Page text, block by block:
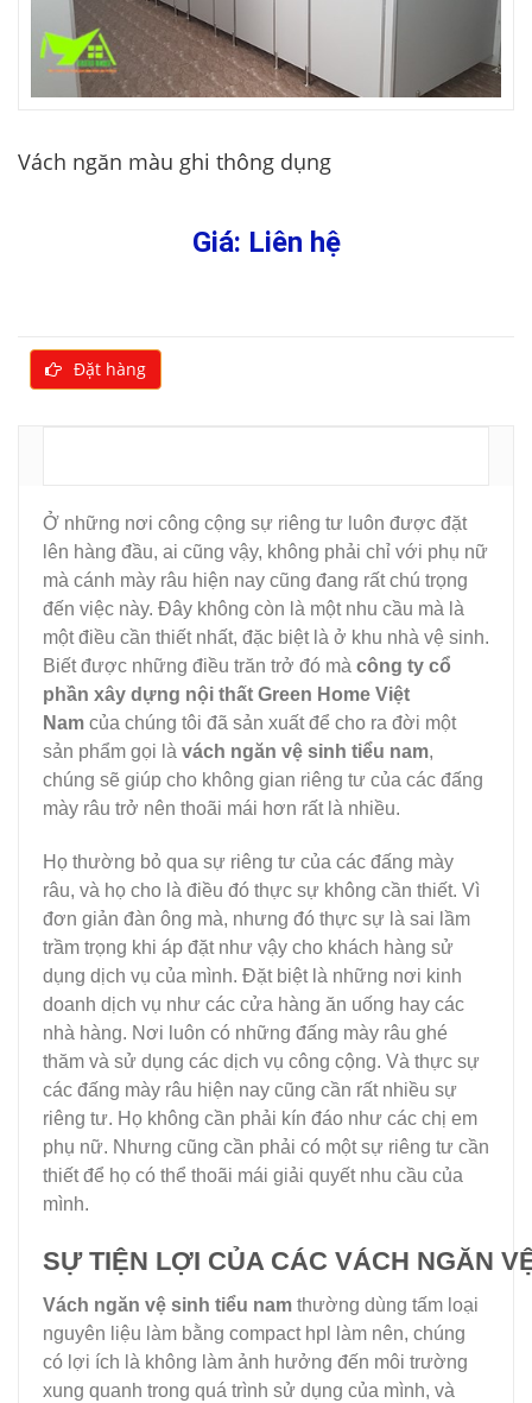
Vách ngăn màu ghi thông dụng
Giá: Liên hệ
Đặt hàng
Ở những nơi công cộng sự riêng tư luôn được đặt
lên hàng đầu, ai cũng vậy, không phải chỉ với phụ nữ
mà cánh mày râu hiện nay cũng đang rất chú trọng
đến việc này. Đây không còn là một nhu cầu mà là
một điều cần thiết nhất, đặc biệt là ở khu nhà vệ sinh.
Biết được những điều trăn trở đó mà công ty cổ
phần xây dựng nội thất Green Home Việt
Nam của chúng tôi đã sản xuất để cho ra đời một
sản phẩm gọi là vách ngăn vệ sinh tiểu nam,
chúng sẽ giúp cho không gian riêng tư của các đấng
mày râu trở nên thoãi mái hơn rất là nhiều.
Họ thường bỏ qua sự riêng tư của các đấng mày
râu, và họ cho là điều đó thực sự không cần thiết. Vì
đơn giản đàn ông mà, nhưng đó thực sự là sai lầm
trầm trọng khi áp đặt như vậy cho khách hàng sử
dụng dịch vụ của mình. Đặt biệt là những nơi kinh
doanh dịch vụ như các cửa hàng ăn uống hay các
nhà hàng. Nơi luôn có những đấng mày râu ghé
thăm và sử dụng các dịch vụ công cộng. Và thực sự
các đấng mày râu hiện nay cũng cần rất nhiều sự
riêng tư. Họ không cần phải kín đáo như các chị em
phụ nữ. Nhưng cũng cần phải có một sự riêng tư cần
thiết để họ có thể thoãi mái giải quyết nhu cầu của
mình.
SỰ TIỆN LỢI CỦA CÁC VÁCH NGĂN
Vách ngăn vệ sinh tiểu nam thường dùng tấm loại
nguyên liệu làm bằng compact hpl làm nên, chúng
có lợi ích là không làm ảnh hưởng đến môi trường
xung quanh trong quá trình sử dụng của mình, và